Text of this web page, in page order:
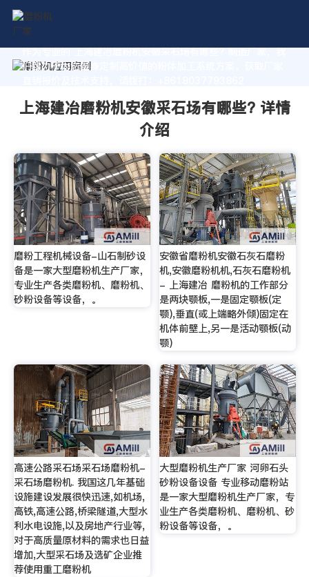
作为专业的 上海建冶磨粉机安徽采石场有哪些? 制造厂家，我
们致力于为您量身定制高价值的粉体加工系统方案。获取厂家
上海建冶磨粉机安徽采石场有哪些? 详情
介绍
磨粉工程机械设备-山石制砂设
备是一家大型磨粉机生产厂家，
专业生产各类磨粉机、磨粉机、
砂粉设备等设备，。
安徽省磨粉机安徽石灰石磨粉
机,安徽磨粉机机,石灰石磨粉机
- 上海建冶 磨粉机的工作部分
是两块颚板,一是固定颚板(定
颚),垂直(或上端略外倾)固定在
机体前壁上,另一是活动颚板(动
颚)
高速公路采石场采石场磨粉机-
采石场磨粉机. 我国这几年基础
设施建设发展很快迅速,如机场,
高铁,高速公路,桥梁隧道,大型水
利水电设施,以及房地产行业等,
对于高质量原材料的需求也日益
增加,大型采石场及选矿企业推
荐使用重工磨粉机
大型磨粉机生产厂家 河卵石头
砂粉设备设备 专业移动磨粉站
是一家大型磨粉机生产厂家，专
业生产各类磨粉机、磨粉机、砂
粉设备等设备，。